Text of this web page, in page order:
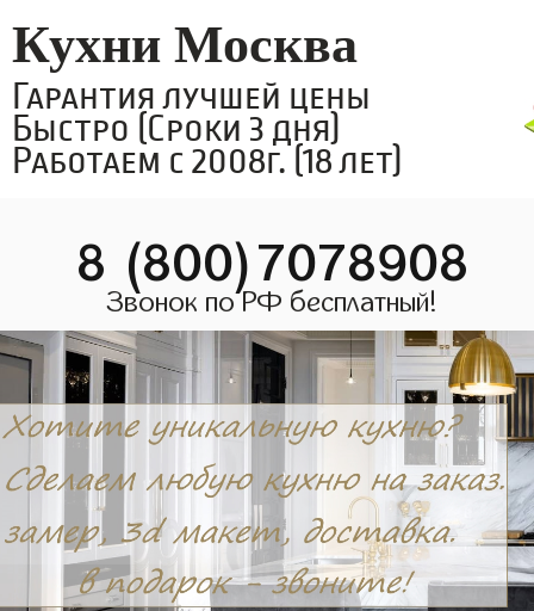
Кухни Москва
Гарантия лучшей цены
Быстро (Сроки 3 дня)
Работаем с 2008г. (18 лет)
8 (800)7078908
Звонок по РФ бесплатный!